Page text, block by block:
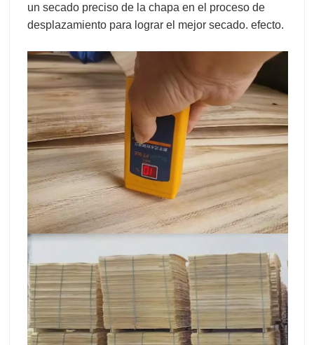
un secado preciso de la chapa en el proceso de
desplazamiento para lograr el mejor secado. efecto.